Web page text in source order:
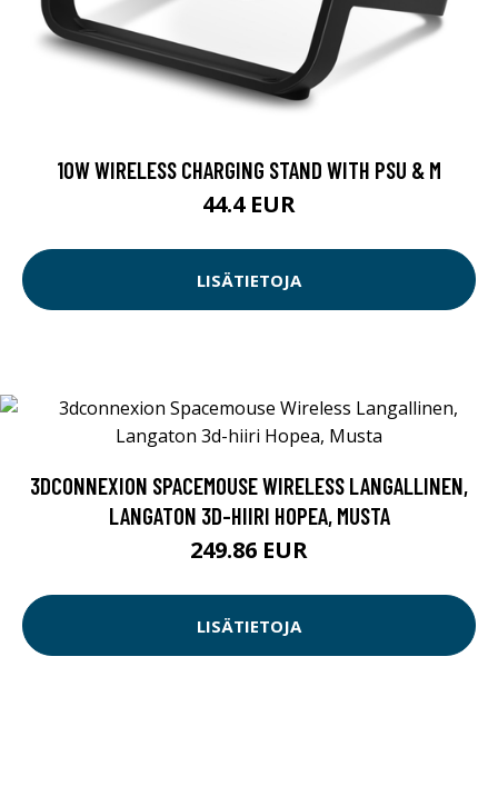
10W WIRELESS CHARGING STAND WITH PSU & M
44.4 EUR
LISÄTIETOJA
3DCONNEXION SPACEMOUSE WIRELESS LANGALLINEN,
LANGATON 3D-HIIRI HOPEA, MUSTA
249.86 EUR
LISÄTIETOJA